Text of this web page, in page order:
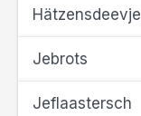
Hätzensdeevje
Jebrots
Jeflaastersch